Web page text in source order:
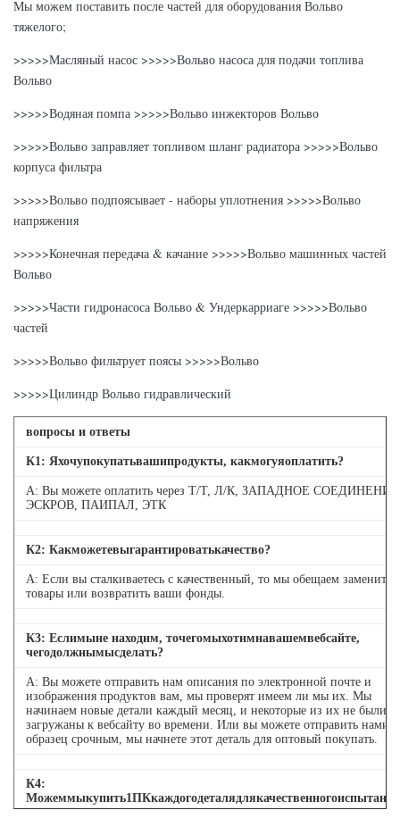
ЭК460БЛК
КОРПУС
ЭК460БЛК/360БЛК ВОЭ15084140
ВОЗДУХА
Мы можем поставить после частей для оборудования Вольво
тяжелого;
>>>>>Масляный насос >>>>>Вольво насоса для подачи топлива
Вольво
>>>>>Водяная помпа >>>>>Вольво инжекторов Вольво
>>>>>Вольво заправляет топливом шланг радиатора >>>>>Вольво
корпуса фильтра
>>>>>Вольво подпоясывает - наборы уплотнения >>>>>Вольво
напряжения
>>>>>Конечная передача & качание >>>>>Вольво машинных частей
Вольво
>>>>>Части гидронасоса Вольво & Ундеркарриаге >>>>>Вольво
частей
>>>>>Вольво фильтрует поясы >>>>>Вольво
>>>>>Цилиндр Вольво гидравлический
вопросы и ответы
К1: Яхочупокупатьвашипродукты, какмогуяоплатить?
А: Вы можете оплатить через Т/Т, Л/К, ЗАПАДНОЕ
ЭСКРОВ, ПАИПАЛ, ЭТК
К2: Какможетевыгарантироватькачество?
А: Если вы сталкиваетесь с качественный, то мы обещаем заменить
товары или возвратить ваши фонды.
К3: Еслимыне находим, точегомыхотимнавашемвебсайте,
чегодолжнымысделать?
А: Вы можете отправить нам описания по электронной почте и
изображения продуктов вам, мы проверят имеем ли мы их. Мы
начинаем новые детали каждый месяц, и некоторые из их не были
загружаны к вебсайту во времени. Или вы можете отправить нами
образец срочным, мы начнете этот деталь для оптовый покупать.
К4: